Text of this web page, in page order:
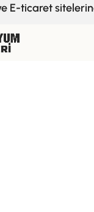
ticaret sitelerine